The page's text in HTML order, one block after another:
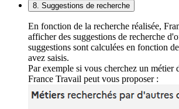
8. Suggestions de recherche
En fonction de la recherche réalisée,
afficher des suggestions de recherche
suggestions sont calculées en fonction
avez saisis.
Par exemple si vous cherchez un métier
France Travail peut vous proposer :